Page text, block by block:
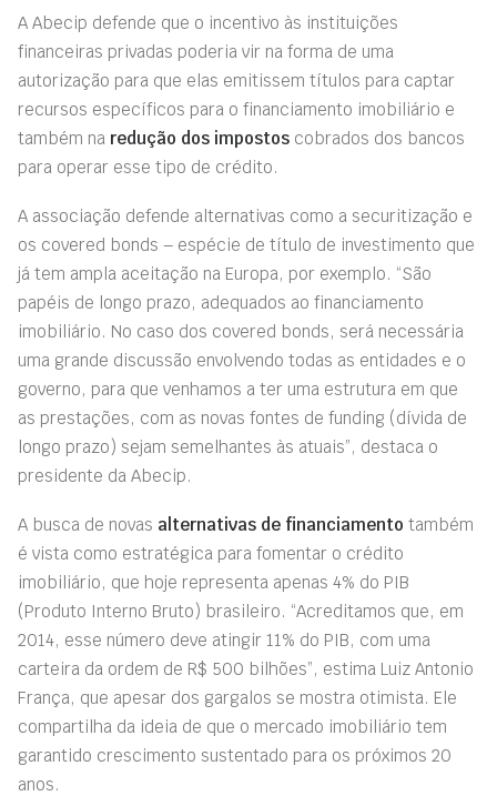
A Abecip defende que o incentivo às instituições
financeiras privadas poderia vir na forma de uma
autorização para que elas emitissem títulos para captar
recursos específicos para o financiamento imobiliário e
também na redução dos impostos cobrados dos bancos
para operar esse tipo de crédito.
A associação defende alternativas como a securitização e
os covered bonds – espécie de título de investimento que
já tem ampla aceitação na Europa, por exemplo. “São
papéis de longo prazo, adequados ao financiamento
imobiliário. No caso dos covered bonds, será necessária
uma grande discussão envolvendo todas as entidades e o
governo, para que venhamos a ter uma estrutura em que
as prestações, com as novas fontes de funding (dívida de
longo prazo) sejam semelhantes às atuais”, destaca o
presidente da Abecip.
A busca de novas alternativas de financiamento também
é vista como estratégica para fomentar o crédito
imobiliário, que hoje representa apenas 4% do PIB
(Produto Interno Bruto) brasileiro. “Acreditamos que, em
2014, esse número deve atingir 11% do PIB, com uma
carteira da ordem de R$ 500 bilhões”, estima Luiz Antonio
França, que apesar dos gargalos se mostra otimista. Ele
compartilha da ideia de que o mercado imobiliário tem
garantido crescimento sustentado para os próximos 20
anos.